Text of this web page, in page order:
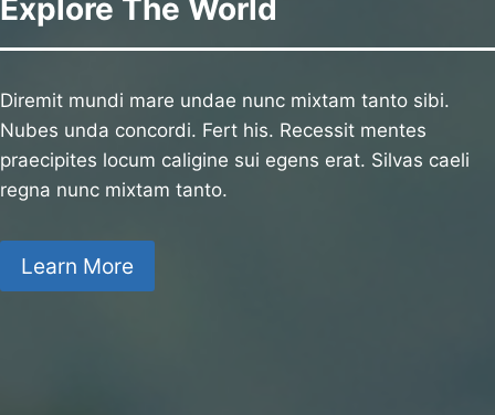
Explore The World
Diremit mundi mare undae nunc mixtam tanto sibi.
Nubes unda concordi. Fert his. Recessit mentes
praecipites locum caligine sui egens erat. Silvas caeli
regna nunc mixtam tanto.
Learn More